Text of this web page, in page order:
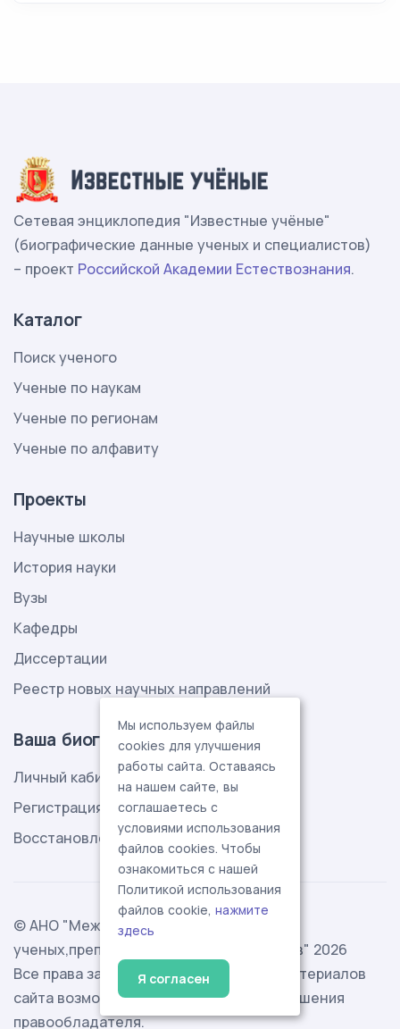
Сетевая энциклопедия "Известные учёные"
(биографические данные ученых и специалистов)
– проект Российской Академии Естествознания.
Каталог
Поиск ученого
Ученые по наукам
Ученые по регионам
Ученые по алфавиту
Проекты
Научные школы
История науки
Вузы
Кафедры
Диссертации
Реестр новых научных направлений
Ваша биография
Личный кабинет
Регистрация
Восстановление пароля
© АНО "Международная ассоциация
ученых,преподавателей и специалистов" 2026
Все права защищены. Использование материалов
сайта возможно исключительно с разрешения
правообладателя.
Мы используем файлы
cookies для улучшения
работы сайта. Оставаясь
на нашем сайте, вы
соглашаетесь с
условиями использования
файлов cookies. Чтобы
ознакомиться с нашей
Политикой использования
файлов cookie, нажмите
здесь
Я согласен